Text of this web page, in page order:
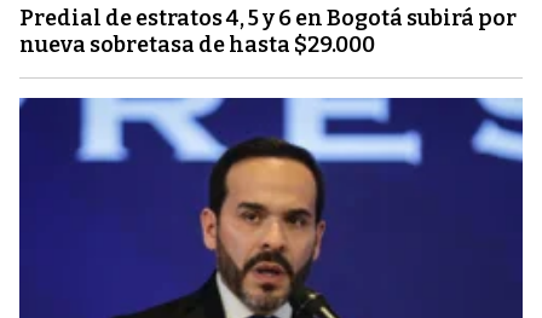
Predial de estratos 4, 5 y 6 en Bogotá subirá por
nueva sobretasa de hasta $29.000